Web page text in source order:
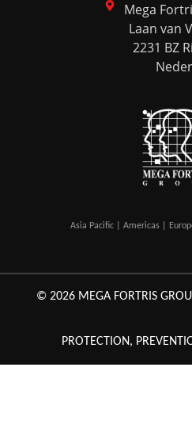
Mega
Laan van
2231 BZ
Asia Pacific | Americas |
© 2026 MEGA FORTRIS
PROTECTION,